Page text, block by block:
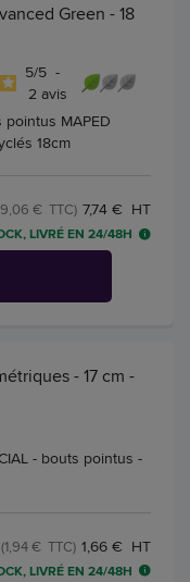
Green - 18
5/5 -
2 avis
MAPED
18cm
7,74 € HT
€ TTC)
LIVRÉ EN 24/48H
- 17 cm -
- bouts pointus -
1,66 € HT
(1,94 € TTC)
LIVRÉ EN 24/48H